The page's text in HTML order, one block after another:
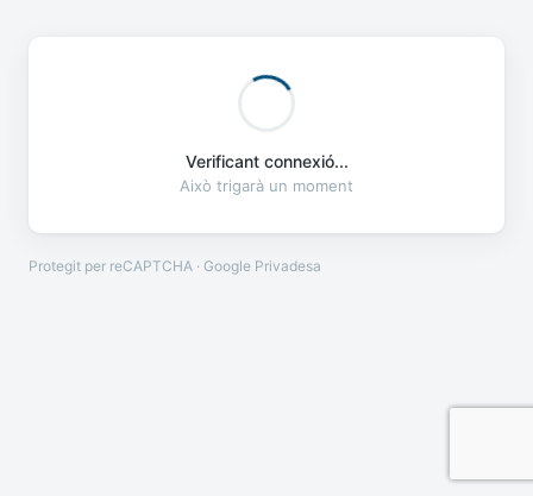
Verificant connexió...
Això trigarà un moment
Protegit per reCAPTCHA · Google Privadesa